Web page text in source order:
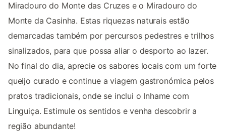
Miradouro do Monte das Cruzes e o Miradouro do
Monte da Casinha. Estas riquezas naturais estão
demarcadas também por percursos pedestres e trilhos
sinalizados, para que possa aliar o desporto ao lazer.
No final do dia, aprecie os sabores locais com um forte
queijo curado e continue a viagem gastronómica pelos
pratos tradicionais, onde se inclui o Inhame com
Linguiça. Estimule os sentidos e venha descobrir a
região abundante!